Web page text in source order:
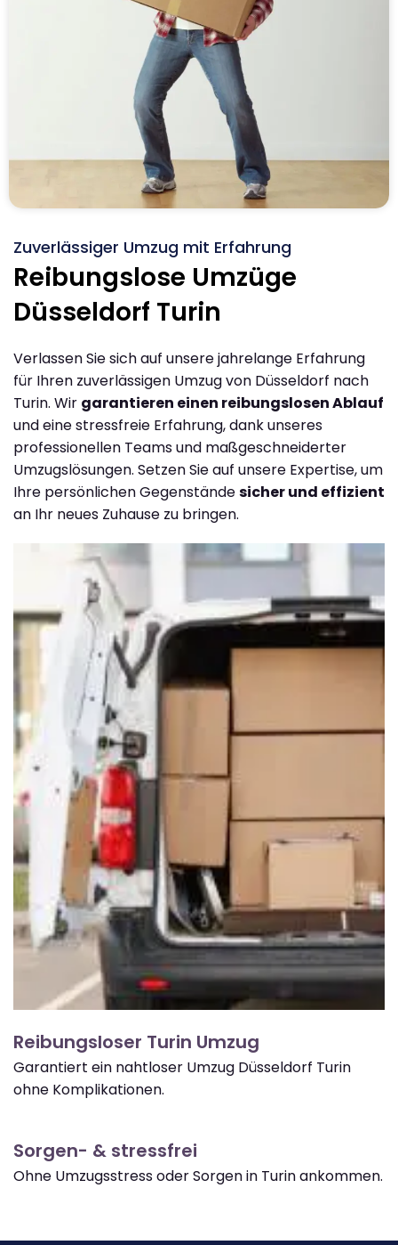
Zuverlässiger Umzug mit Erfahrung
Reibungslose Umzüge
Düsseldorf Turin
Verlassen Sie sich auf unsere jahrelange Erfahrung
für Ihren zuverlässigen Umzug von Düsseldorf nach
Turin. Wir garantieren einen reibungslosen Ablauf
und eine stressfreie Erfahrung, dank unseres
professionellen Teams und maßgeschneiderter
Umzugslösungen. Setzen Sie auf unsere Expertise, um
Ihre persönlichen Gegenständesicher und effizient
an Ihr neues Zuhause zu bringen.
Reibungsloser Turin Umzug
Garantiert ein nahtloser Umzug Düsseldorf Turin
ohne Komplikationen.
Sorgen- & stressfrei
Ohne Umzugsstress oder Sorgen in Turin ankommen.